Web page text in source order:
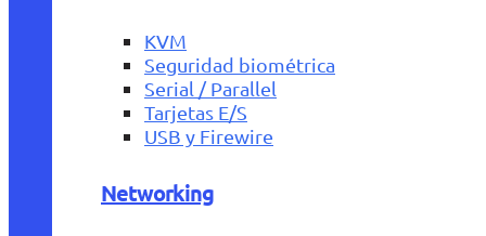
KVM
Seguridad biométrica
Serial / Parallel
Tarjetas E/S
USB y Firewire
Networking